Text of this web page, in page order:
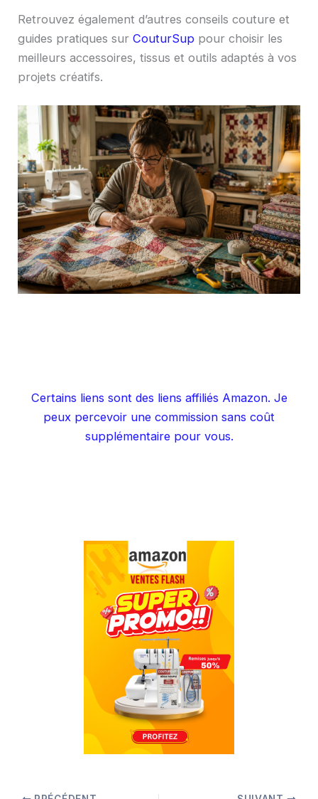
Retrouvez également d’autres conseils couture et
guides pratiques surCouturSup pour choisir les
meilleurs accessoires, tissus et outils adaptés à vos
projets créatifs.
Certains liens sont des liens affiliés Amazon. Je
peux percevoir une commission sans coût
supplémentaire pour vous.